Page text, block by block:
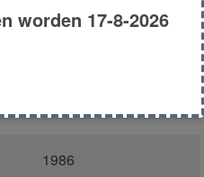
Sedan
524TD
1986
worden 17-8-2026